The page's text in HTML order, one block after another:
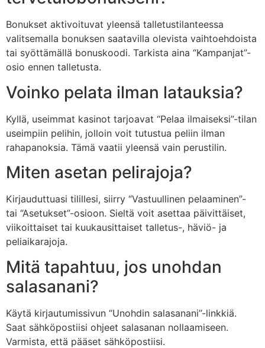
Bonukset aktivoituvat yleensä talletustilanteessa
valitsemalla bonuksen saatavilla olevista vaihtoehdoista
tai syöttämällä bonuskoodi. Tarkista aina “Kampanjat”-
osio ennen talletusta.
Voinko pelata ilman latauksia?
Kyllä, useimmat kasinot tarjoavat “Pelaa ilmaiseksi”-tilan
useimpiin pelihin, jolloin voit tutustua peliin ilman
rahapanoksia. Tämä vaatii yleensä vain perustilin.
Miten asetan pelirajoja?
Kirjauduttuasi tilillesi, siirry “Vastuullinen pelaaminen”-
tai “Asetukset”-osioon. Sieltä voit asettaa päivittäiset,
viikoittaiset tai kuukausittaiset talletus-, häviö- ja
peliaikarajoja.
Mitä tapahtuu, jos unohdan
salasanani?
Käytä kirjautumissivun “Unohdin salasanani”-linkkiä.
Saat sähköpostiisi ohjeet salasanan nollaamiseen.
Varmista, että pääset sähköpostiisi.